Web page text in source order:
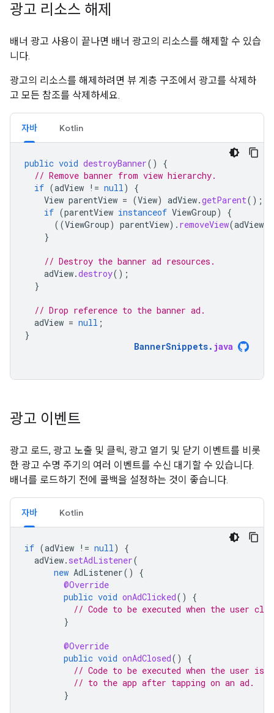
광고 리소스 해제
배너 광고 사용이 끝나면 배너 광고의 리소스를 해제할 수 있습
니다.
광고의 리소스를 해제하려면 뷰 계층 구조에서 광고를 삭제하
고 모든 참조를 삭제하세요.
자바 Kotlin
public void destroyBanner()
{
// Remove banner from view hierarchy.
if (adView != null)
{
View parentView = (View) adView.getParent();
if (parentView instanceof ViewGroup)
{
((ViewGroup) parentView). removeView(adView
}
// Destroy the banner ad resources.
adView.destroy();
}
// Drop reference to the banner ad.
adView = null ;
}
BannerSnippets. java
광고 이벤트
광고 로드, 광고 노출 및 클릭, 광고 열기 및 닫기 이벤트를 비롯
한 광고 수명 주기의 여러 이벤트를 수신 대기할 수 있습니다.
배너를 로드하기 전에 콜백을 설정하는 것이 좋습니다.
자바 Kotlin
if (adView != null)
{
adView. setAdListener(
new AdListener()
{
@Override
public void onAdClicked()
{
// Code to be executed when the user
}
@Override
public void onAdClosed()
{
// Code to be executed when the user is
// to the app after tapping on an ad.
}